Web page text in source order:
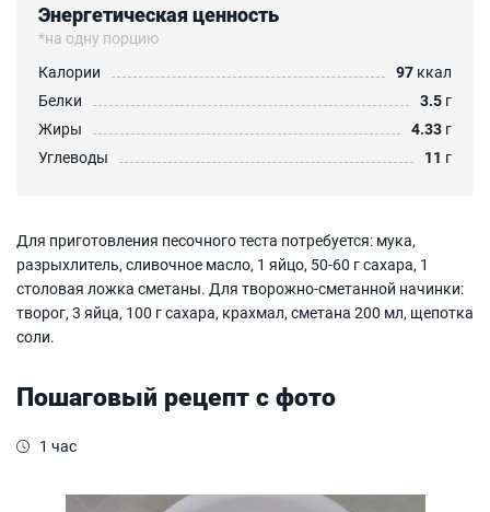
Энергетическая ценность
*на одну порцию
Калории
97 ккал
Белки
3.5 г
Жиры
4.33 г
Углеводы
11 г
Для приготовления песочного теста потребуется: мука,
разрыхлитель, сливочное масло, 1 яйцо, 50-60 г сахара, 1
столовая ложка сметаны. Для творожно-сметанной начинки:
творог, 3 яйца, 100 г сахара, крахмал, сметана 200 мл, щепотка
соли.
Пошаговый рецепт с фото
1 час